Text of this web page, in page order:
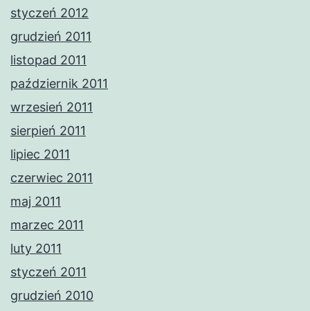
styczeń 2012
grudzień 2011
listopad 2011
październik 2011
wrzesień 2011
sierpień 2011
lipiec 2011
czerwiec 2011
maj 2011
marzec 2011
luty 2011
styczeń 2011
grudzień 2010